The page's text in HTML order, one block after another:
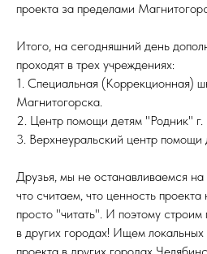
проекта за пределами
Итого, на сегодняшний день
проходят в трех учреждениях:
1. Специальная (Коррекционная)
Магнитогорска.
2. Центр помощи детям "Родник" г.
3. Верхнеуральский центр помощи
Друзья, мы не останавливаемся
что считаем, что ценность
просто "читать". И поэтому
в других городах! Ищем